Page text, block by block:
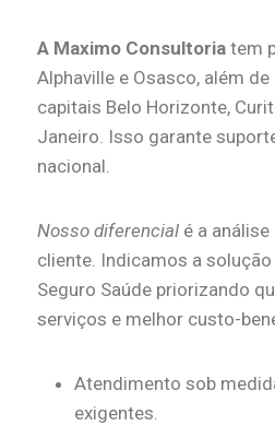
A Maximo Consultoria tem
Alphaville e Osasco, além
capitais Belo Horizonte,
Janeiro. Isso garante
nacional.
Nosso diferencial é a
cliente. Indicamos a
Seguro Saúde priorizando
serviços e melhor custo-
Atendimento sob
exigentes.